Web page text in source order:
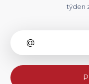
týden